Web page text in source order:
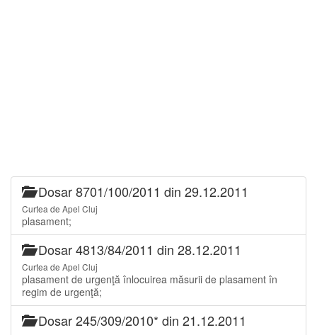
Dosar 8701/100/2011 din 29.12.2011
Curtea de Apel Cluj
plasament;
Dosar 4813/84/2011 din 28.12.2011
Curtea de Apel Cluj
plasament de urgenţă înlocuirea măsurii de plasament în
regim de urgenţă;
Dosar 245/309/2010* din 21.12.2011